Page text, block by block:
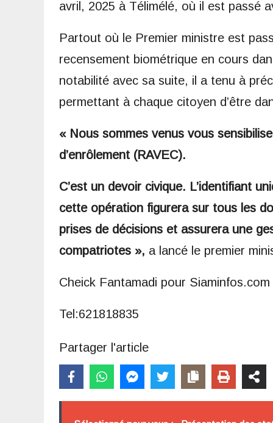
avril, 2025 à Télimélé, où il est passé
Partout où le Premier ministre est
recensement biométrique en cours
notabilité avec sa suite, il a tenu à
permettant à chaque citoyen d’être
« Nous sommes venus vous
d’enrôlement (RAVEC).
C’est un devoir civique. L’identifiant
cette opération figurera sur tous les
prises de décisions et assurera une
compatriotes », a lancé le premier
Cheick Fantamadi pour Siaminfos.com
Tel:621818835
Partager l'article